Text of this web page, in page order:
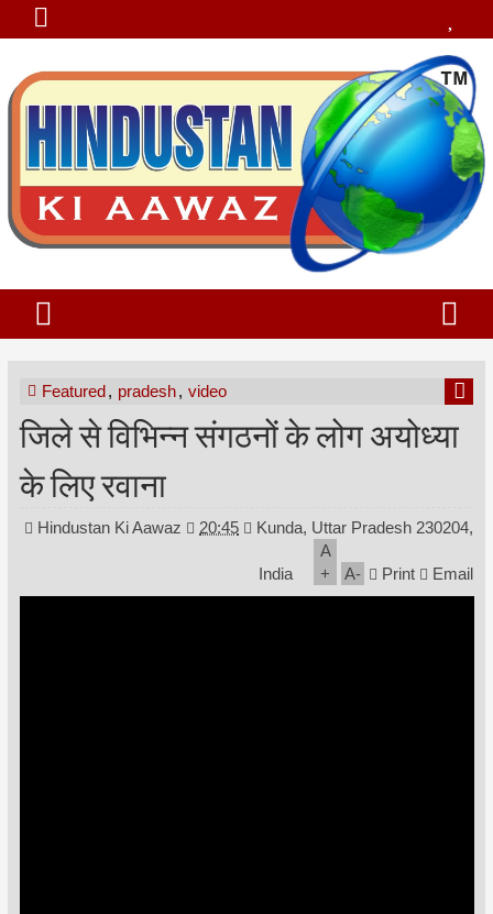
Featured, pradesh, video
जिले से विभिन्न संगठनों के लोग अयोध्या
के लिए रवाना
Hindustan Ki Aawaz 20:45 Kunda, Uttar Pradesh 230204,
India
A
+
A- Print Email